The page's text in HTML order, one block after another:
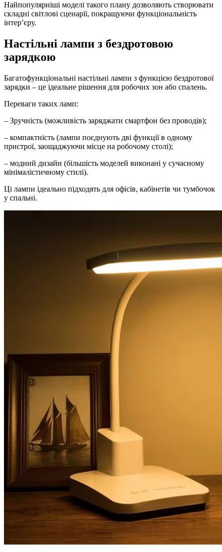
Найпопулярніші моделі такого плану дозволяють створювати
складні світлові сценарії, покращуючи функціональність
інтер’єру.
Настільні лампи з бездротовою
зарядкою
Багатофункціональні настільні лампи з функцією бездротової
зарядки – це ідеальне рішення для робочих зон або спалень.
Переваги таких ламп:
– Зручність (можливість заряджати смартфон без проводів);
– компактність (лампи поєднують дві функції в одному
пристрої, заощаджуючи місце на робочому столі);
– модний дизайн (більшість моделей виконані у сучасному
мінімалістичному стилі).
Ці лампи ідеально підходять для офісів, кабінетів чи тумбочок
у спальні.